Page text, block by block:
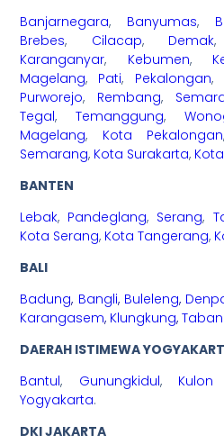
Banjarnegara, Banyumas,
Brebes, Cilacap, Demak
Karanganyar, Kebumen,
Magelang, Pati, Pekalongan,
Purworejo, Rembang,
Tegal, Temanggung,
Magelang, Kota Pekalongan
Semarang, Kota Surakarta,
BANTEN
Lebak, Pandeglang, Serang,
Kota Serang, Kota Tangerang,
BALI
Badung, Bangli, Buleleng,
Karangasem, Klungkung,
DAERAH ISTIMEWA
Bantul, Gunungkidul,
Yogyakarta.
DKI JAKARTA